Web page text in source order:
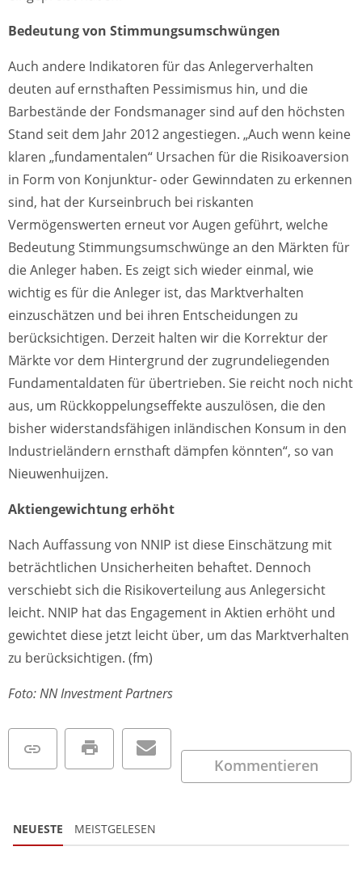
Bedeutung von Stimmungsumschwüngen
Auch andere Indikatoren für das Anlegerverhalten
deuten auf ernsthaften Pessimismus hin, und die
Barbestände der Fondsmanager sind auf den höchsten
Stand seit dem Jahr 2012 angestiegen. „Auch wenn keine
klaren „fundamentalen“ Ursachen für die Risikoaversion
in Form von Konjunktur- oder Gewinndaten zu erkennen
sind, hat der Kurseinbruch bei riskanten
Vermögenswerten erneut vor Augen geführt, welche
Bedeutung Stimmungsumschwünge an den Märkten für
die Anleger haben. Es zeigt sich wieder einmal, wie
wichtig es für die Anleger ist, das Marktverhalten
einzuschätzen und bei ihren Entscheidungen zu
berücksichtigen. Derzeit halten wir die Korrektur der
Märkte vor dem Hintergrund der zugrundeliegenden
Fundamentaldaten für übertrieben. Sie reicht noch nicht
aus, um Rückkoppelungseffekte auszulösen, die den
bisher widerstandsfähigen inländischen Konsum in den
Industrieländern ernsthaft dämpfen könnten“, so van
Nieuwenhuijzen.
Aktiengewichtung erhöht
Nach Auffassung von NNIP ist diese Einschätzung mit
beträchtlichen Unsicherheiten behaftet. Dennoch
verschiebt sich die Risikoverteilung aus Anlegersicht
leicht. NNIP hat das Engagement in Aktien erhöht und
gewichtet diese jetzt leicht über, um das Marktverhalten
zu berücksichtigen. (fm)
Foto: NN Investment Partners
Kommentieren
NEUESTE MEISTGELESEN